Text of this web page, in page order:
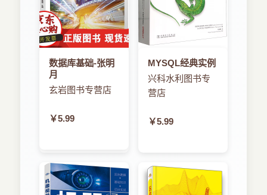
数据库基础-张明
月
玄岩图书专营店
￥5.99
MYSQL经典实例
兴科水利图书专
营店
￥5.99